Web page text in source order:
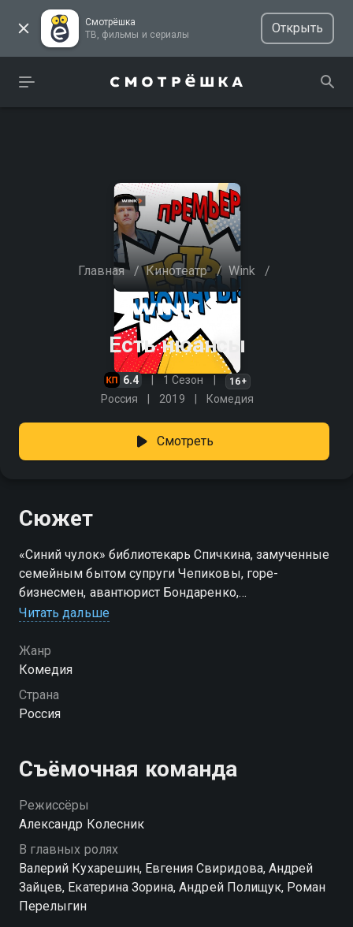
Смотрёшка
ТВ, фильмы и сериалы
Открыть
Главная / Кинотеатр / Wink /
Есть нюансы
6.4 1 Сезон 16+
Россия 2019 Комедия
Смотреть
Сюжет
«Синий чулок» библиотекарь Спичкина, замученные
семейным бытом супруги Чепиковы, горе-
бизнесмен, авантюрист Бондаренко,
приговоренный к домашнему аресту в глухой
одно сеансы у экстравагантного психолога
Александра Сергеевича. Удивить его довольно
трудно скорее, он постоянно удивляет своих
пациентов. Но опытный психолог знает у каждого,
Читать дальше
Жанр
Комедия
Страна
Россия
Съёмочная команда
Режиссёры
Александр Колесник
В главных ролях
Валерий Кухарешин, Евгения Свиридова, Андрей
Зайцев, Екатерина Зорина, Андрей Полищук, Роман
Перелыгин